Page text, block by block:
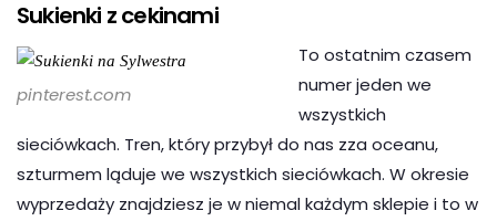
Sukienki z cekinami
pinterest.com
To ostatnim czasem
numer jeden we
wszystkich
sieciówkach. Tren, który przybył do nas zza oceanu,
szturmem ląduje we wszystkich sieciówkach. W okresie
wyprzedaży znajdziesz je w niemal każdym sklepie i to w